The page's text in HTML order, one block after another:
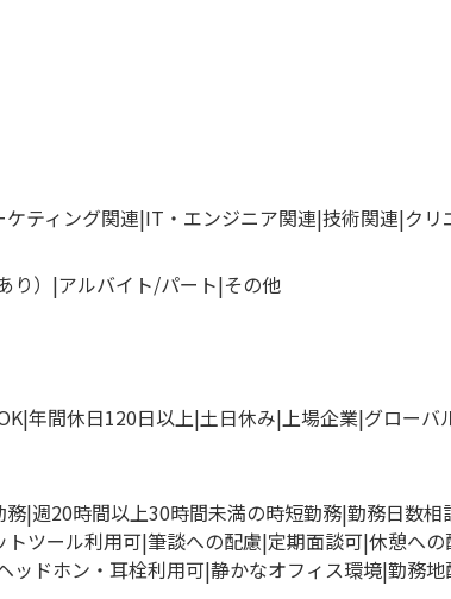
ティング関連 IT・エンジニア関連 技術関連 クリ
） アルバイト/パート その他
年間休日120日以上 土日休み 上場企業 グローバ
務 週20時間以上30時間未満の時短勤務 勤務日数相
トツール利用可 筆談への配慮 定期面談可 休憩への
ッドホン・耳栓利用可 静かなオフィス環境 勤務地